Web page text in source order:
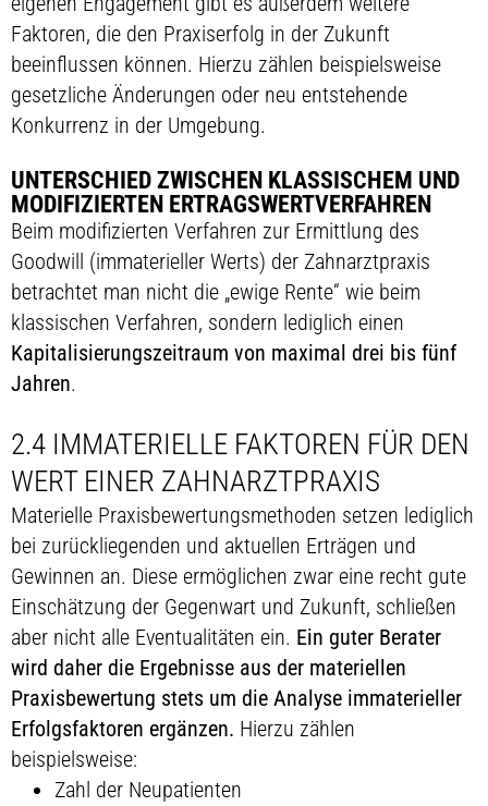
Faktoren, die den Praxiserfolg in der Zukunft
beeinflussen können. Hierzu zählen beispielsweise
gesetzliche Änderungen oder neu entstehende
Konkurrenz in der Umgebung.
UNTERSCHIED ZWISCHEN KLASSISCHEM UND
MODIFIZIERTEN ERTRAGSWERTVERFAHREN
Beim modifizierten Verfahren zur Ermittlung des
Goodwill (immaterieller Werts) der Zahnarztpraxis
betrachtet man nicht die „ewige Rente“ wie beim
klassischen Verfahren, sondern lediglich einen
Kapitalisierungszeitraum von maximal drei bis fünf
Jahren.
2.4 IMMATERIELLE FAKTOREN FÜR DEN
WERT EINER ZAHNARZTPRAXIS
Materielle Praxisbewertungsmethoden setzen lediglich
bei zurückliegenden und aktuellen Erträgen und
Gewinnen an. Diese ermöglichen zwar eine recht gute
Einschätzung der Gegenwart und Zukunft, schließen
aber nicht alle Eventualitäten ein. Ein guter Berater
wird daher die Ergebnisse aus der materiellen
Praxisbewertung stets um die Analyse immaterieller
Erfolgsfaktoren ergänzen. Hierzu zählen
beispielsweise:
Zahl der Neupatienten